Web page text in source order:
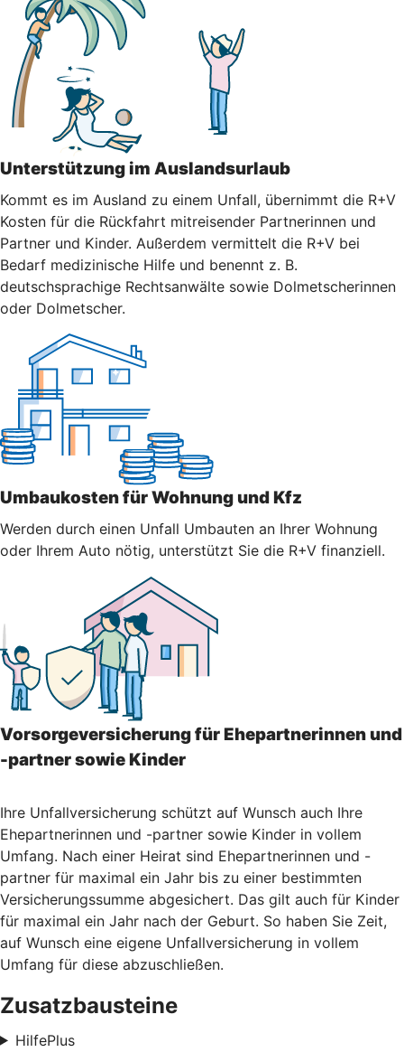
Unterstützung im Auslandsurlaub
Kommt es im Ausland zu einem Unfall, übernimmt die R+V
Kosten für die Rückfahrt mitreisender Partnerinnen und
Partner und Kinder. Außerdem vermittelt die R+V bei
Bedarf medizinische Hilfe und benennt z. B.
deutschsprachige Rechtsanwälte sowie Dolmetscherinnen
oder Dolmetscher.
Umbaukosten für Wohnung und Kfz
Werden durch einen Unfall Umbauten an Ihrer Wohnung
oder Ihrem Auto nötig, unterstützt Sie die R+V finanziell.
Vorsorgeversicherung für Ehepartnerinnen und
-partner sowie Kinder
Ihre Unfallversicherung schützt auf Wunsch auch Ihre
Ehepartnerinnen und -partner sowie Kinder in vollem
Umfang. Nach einer Heirat sind Ehepartnerinnen und -
partner für maximal ein Jahr bis zu einer bestimmten
Versicherungssumme abgesichert. Das gilt auch für Kinder
für maximal ein Jahr nach der Geburt. So haben Sie Zeit,
auf Wunsch eine eigene Unfallversicherung in vollem
Umfang für diese abzuschließen.
Zusatzbausteine
HilfePlus